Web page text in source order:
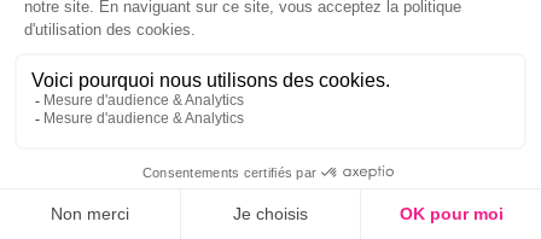
Découvrir dans la collection
CAMPUS:Les routes de 5e
générationappelées aussi